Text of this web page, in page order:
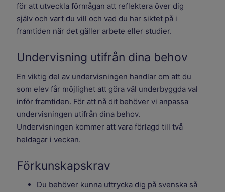
för att utveckla förmågan att reflektera över dig
själv och vart du vill och vad du har siktet på i
framtiden när det gäller arbete eller studier.
Undervisning utifrån dina behov
En viktig del av undervisningen handlar om att du
som elev får möjlighet att göra väl underbyggda val
inför framtiden. För att nå dit behöver vi anpassa
undervisningen utifrån dina behov.
Undervisningen kommer att vara förlagd till två
heldagar i veckan.
Förkunskapskrav
Du behöver kunna uttrycka dig på svenska så